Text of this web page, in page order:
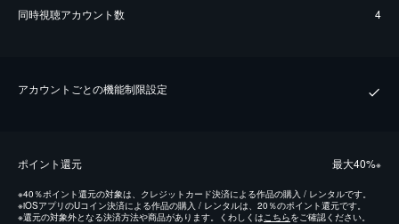
同時視聴アカウント数 4
アカウントごとの機能制限設定
ポイント還元 最⼤40%※
※40％ポイント還元の対象は、クレジットカード決済による作品の購入 / レンタルです。
※iOSアプリのUコイン決済による作品の購入 / レンタルは、20％のポイント還元です。
※還元の対象外となる決済方法や商品があります。くわしくは こちらをご確認ください。